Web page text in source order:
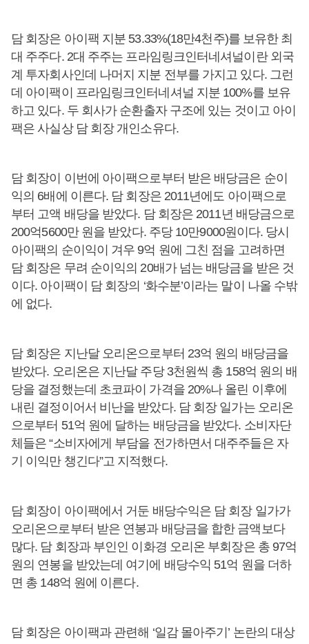
담 회장은 아이팩 지분 53.33%(18만4천주)를 보유한 최
대 주주다. 2대 주주는 프라임링크인터네셔널이란 외국
계 투자회사인데 나머지 지분 전부를 가지고 있다. 그런
데 아이팩이 프라임링크인터네셔널 지분 100%를 보유
하고 있다. 두 회사가 순환출자 구조에 있는 것이고 아이
팩은 사실상 담 회장 개인소유다.
담 회장이 이번에 아이팩으로부터 받은 배당금은 순이
익의 6배에 이른다. 담 회장은 2011년에도 아이팩으로
부터 고액 배당을 받았다. 담 회장은 2011년 배당금으로
200억5600만 원을 받았다. 주당 10만9000원이다. 당시
아이팩의 순이익이 겨우 9억 원에 그친 점을 고려하면
담 회장은 무려 순이익의 20배가 넘는 배당금을 받은 것
이다. 아이팩이 담 회장의 ‘화수분’이라는 말이 나올 수밖
에 없다.
담 회장은 지난달 오리온으로부터 23억 원의 배당금을
받았다. 오리온은 지난달 주당 3천원씩 총 158억 원의 배
당을 결정했는데 초코파이 가격을 20%나 올린 이후에
내린 결정이어서 비난을 받았다. 담 회장 일가는 오리온
으로부터 51억 원에 달하는 배당금을 받았다. 소비자단
체들은 “소비자에게 부담을 전가하면서 대주주들은 자
기 이익만 챙긴다”고 지적했다.
담 회장이 아이팩에서 거둔 배당수익은 담 회장 일가가
오리온으로부터 받은 연봉과 배당금을 합한 금액보다
많다. 담 회장과 부인인 이화경 오리온 부회장은 총 97억
원의 연봉을 받았는데 여기에 배당수익 51억 원을 더하
면 총 148억 원에 이른다.
담 회장은 아이팩과 관련해 ‘일감 몰아주기’ 논란의 대상